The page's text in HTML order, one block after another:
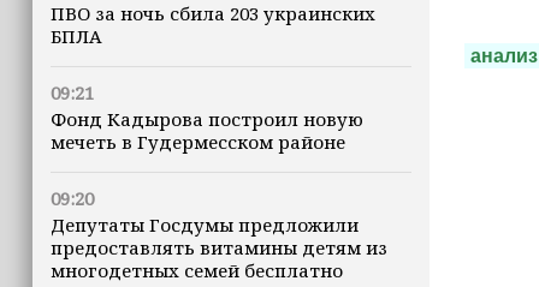
ПВО за ночь сбила 203 украинских
БПЛА
09:21
Фонд Кадырова построил новую
мечеть в Гудермесском районе
09:20
Депутаты Госдумы предложили
предоставлять витамины детям из
многодетных семей бесплатно
анализ